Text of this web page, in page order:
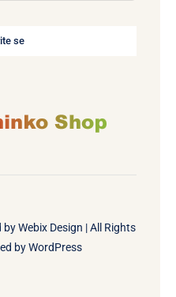
se
byWebix Design | All Rights
byWordPress